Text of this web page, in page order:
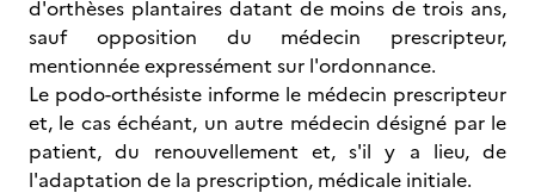
d'orthèses plantaires datant de moins de trois ans,
sauf opposition du médecin prescripteur,
mentionnée expressément sur l'ordonnance.
Le podo-orthésiste informe le médecin prescripteur
et, le cas échéant, un autre médecin désigné par le
patient, du renouvellement et, s'il y a lieu, de
l'adaptation de la prescription, médicale initiale.